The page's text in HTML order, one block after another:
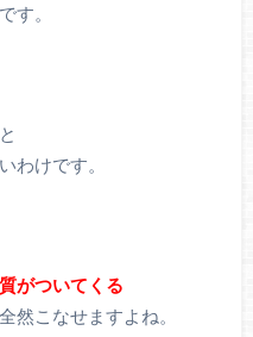
す。
わけです。
がついてくる
然こなせますよね。